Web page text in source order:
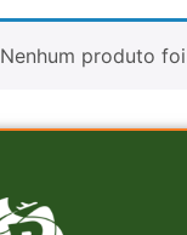
Nenhum produto